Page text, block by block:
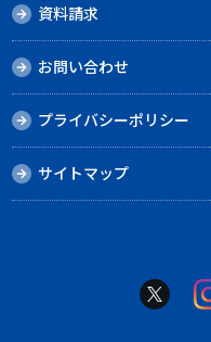
資料請求
お問い合わせ
プライバシーポリシー
サイトマップ